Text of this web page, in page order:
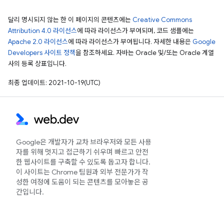
달리 명시되지 않는 한 이 페이지의 콘텐츠에는 Creative Commons
Attribution 4.0 라이선스에 따라 라이선스가 부여되며, 코드 샘플에는
Apache 2.0 라이선스에 따라 라이선스가 부여됩니다. 자세한 내용은 Google
Developers 사이트 정책을 참조하세요. 자바는 Oracle 및/또는 Oracle 계열
사의 등록 상표입니다.
최종 업데이트: 2021-10-19(UTC)
Google은 개발자가 교차 브라우저와 모든 사용
자를 위해 멋지고 접근하기 쉬우며 빠르고 안전
한 웹사이트를 구축할 수 있도록 돕고자 합니다.
이 사이트는 Chrome 팀원과 외부 전문가가 작
성한 여정에 도움이 되는 콘텐츠를 모아놓은 공
간입니다.